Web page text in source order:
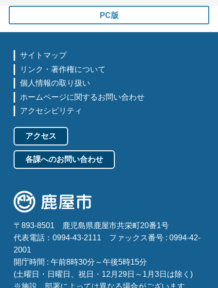
PC版
サイトマップ
リンク・著作権について
個人情報の取り扱い
ホームページに関するお問い合わせ
アクセシビリティ
アクセス
各課へのお問い合わせ
〒893-8501
鹿児島県鹿屋市共栄町20番1号
代表電話：0994-43-2111
ファックス番号 : 0994-42-
2001
開庁時間 : 午前8時30分～午後5時15分
(土曜日・日曜日、祝日・12月29日～1月3日は除く)